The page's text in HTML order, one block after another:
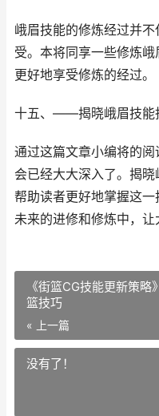
峨眉技能的修炼经过并
受。本将同享一些修炼
更好地享受修炼的经过。
十五、——揭晓峨眉技能
通过这篇文章小编将的
会已经大大深入了。揭
帮助读者更好地掌握这
未来的进修和修炼中，让
《街篮CG技能更新策
篮技巧
« 上一篇
没有了！